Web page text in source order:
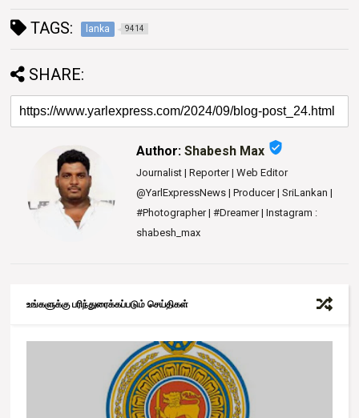
TAGS: lanka 9414
SHARE:
Author:Shabesh Max verified_user
Journalist | Reporter | Web Editor
@YarlExpressNews | Producer | SriLankan |
#Photographer | #Dreamer | Instagram :
shabesh_max
உங்களுக்கு பரிந்துரைக்கப்படும் செய்திகள்